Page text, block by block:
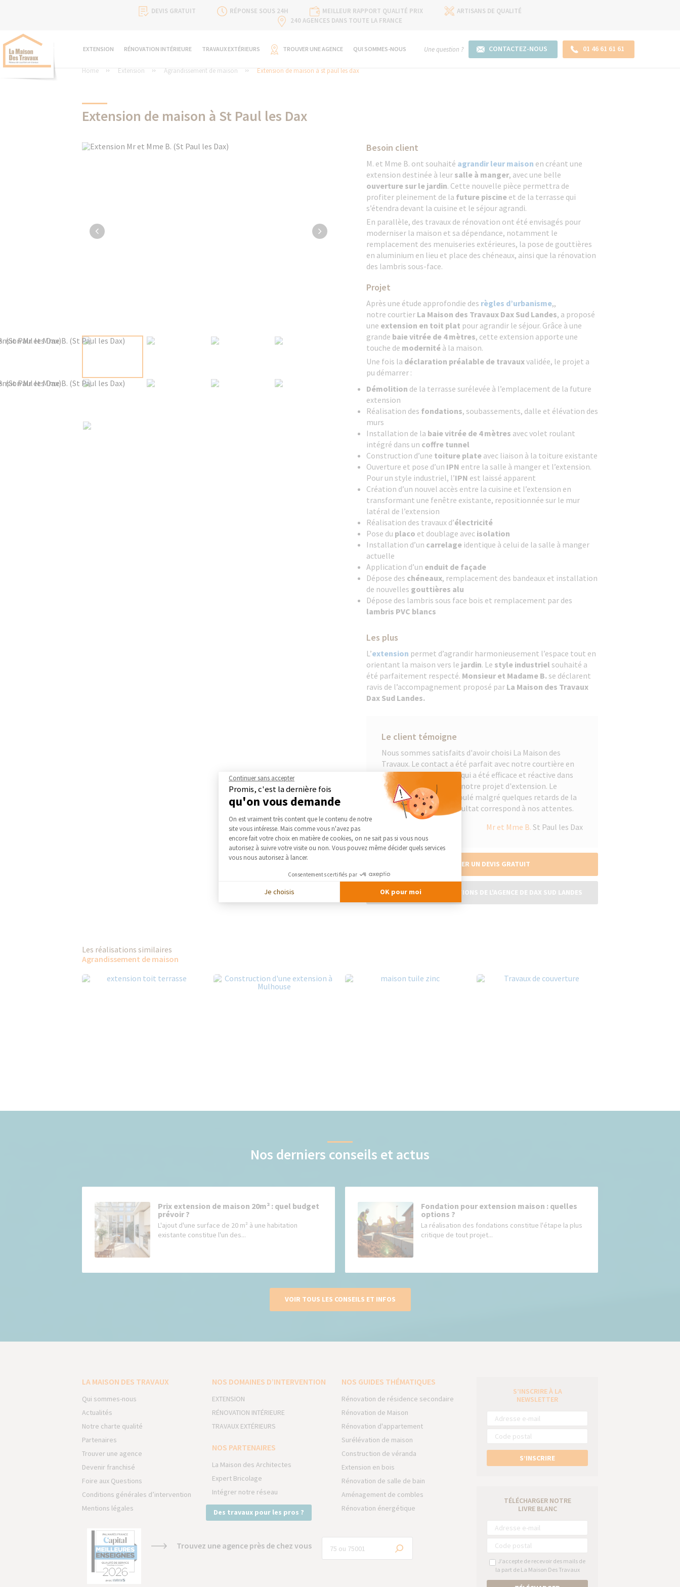
DEVIS GRATUIT RÉPONSE SOUS 24H MEILLEUR RAPPORT QUALITÉ PRIX
ARTISANS DE QUALITÉ
240 AGENCES DANS TOUTE LA FRANCE
EXTENSION RÉNOVATION INTÉRIEURE TRAVAUX EXTÉRIEURS TROUVER UNE AGENCE QUI SOMMES-NOUS Une question ? CONTACTEZ-NOUS 01 46 61 61 61
Home Extension Agrandissement de maison Extension de maison à st paul les dax
Extension de maison à St Paul les Dax
Besoin client
M. et Mme B. ont souhaité agrandir leur maison en créant une
extension destinée à leur salle à manger, avec une belle
ouverture sur le jardin. Cette nouvelle pièce permettra de
profiter pleinement de la future piscine et de la terrasse qui
s’étendra devant la cuisine et le séjour agrandi.
En parallèle, des travaux de rénovation ont été envisagés pour
moderniser la maison et sa dépendance, notamment le
remplacement des menuiseries extérieures, la pose de gouttières
en aluminium en lieu et place des chéneaux, ainsi que la rénovation
des lambris sous-face.
Projet
Après une étude approfondie des règles d’urbanisme,,
notre courtier La Maison des Travaux Dax Sud Landes, a proposé
une extension en toit plat pour agrandir le séjour. Grâce à une
grande baie vitrée de 4 mètres, cette extension apporte une
touche de modernité à la maison.
Une fois la déclaration préalable de travauxvalidée, le projet a
pu démarrer :
Démolition de la terrasse surélevée à l’emplacement de la future
extension
Réalisation des fondations, soubassements, dalle et élévation des
murs
Installation de la baie vitrée de 4 mètres avec volet roulant
intégré dans un coffre tunnel
Construction d’une toiture plate avec liaison à la toiture existante
Ouverture et pose d’un IPN entre la salle à manger et l’extension.
Pour un style industriel, l’IPN est laissé apparent
Création d’un nouvel accès entre la cuisine et l’extension en
transformant une fenêtre existante, repositionnée sur le mur
latéral de l’extension
Réalisation des travaux d’électricité
Pose du placo et doublage avec isolation
Installation d’un carrelage identique à celui de la salle à manger
actuelle
Application d’un enduit de façade
Dépose des chéneaux, remplacement des bandeaux et installation
de nouvelles gouttières alu
Dépose des lambris sous face bois et remplacement par des
lambris PVC blancs
Les plus
L’extension permet d’agrandir harmonieusement l’espace tout en
orientant la maison vers le jardin. Le style industriel souhaité a
été parfaitement respecté. Monsieur et Madame B.se déclarent
ravis de l’accompagnement proposé par La Maison des Travaux
Dax Sud Landes.
Le client témoigne
Nous sommes satisfaits d'avoir choisi La Maison des
Travaux. Le contact a été parfait avec notre courtière en
travaux Anne Le Gallet qui a été efficace et réactive dans
l'accompagnement de notre projet d'extension. Le
chantier s'est bien déroulé malgré quelques retards de la
part du maçon et le résultat correspond à nos attentes.
Mr et Mme B. St Paul les Dax
DEMANDER UN DEVIS GRATUIT
DÉCOUVRIR LES RÉALISATIONS DE L'AGENCE DE DAX SUD LANDES
Les réalisations similaires
Agrandissement de maison
Nos derniers conseils et actus
Prix extension de maison 20m² : quel budget
prévoir ?
L'ajout d'une surface de 20 m² à une habitation
existante constitue l'un des...
Fondation pour extension maison : quelles
options ?
La réalisation des fondations constitue l'étape la plus
critique de tout projet...
VOIR TOUS LES CONSEILS ET INFOS
LA MAISON DES TRAVAUX
Qui sommes-nous
Actualités
Notre charte qualité
Partenaires
Trouver une agence
Devenir franchisé
Foire aux Questions
Conditions générales d’intervention
Mentions légales
NOS DOMAINES D’INTERVENTION
EXTENSION
RÉNOVATION INTÉRIEURE
TRAVAUX EXTÉRIEURS
NOS PARTENAIRES
La Maison des Architectes
Expert Bricolage
Intégrer notre réseau
Des travaux pour les pros ?
NOS GUIDES THÉMATIQUES
Rénovation de résidence secondaire
Rénovation de Maison
Rénovation d'appartement
Surélévation de maison
Construction de véranda
Extension en bois
Rénovation de salle de bain
Aménagement de combles
Rénovation énergétique
Trouvez une agence près de chez vous
S’INSCRIRE À LA
NEWSLETTER
S’INSCRIRE
TÉLÉCHARGER NOTRE
LIVRE BLANC
J’accepte de recevoir des mails de
la part de La Maison Des Travaux
Continuer sans accepter
Promis, c'est la dernière fois
qu'on vous demande
Plateforme de Gestion du Consentement : Personnalisez vos Options
On est vraiment très content que le contenu de notre
site vous intéresse. Mais comme vous n'avez pas
encore fait votre choix en matière de cookies, on ne sait pas si vous nous
autorisez à suivre votre visite ou non. Vous pouvez même décider quels services
vous nous autorisez à lancer.
Consentements certifiés par
Je choisis OK pour moi
Axeptio consent